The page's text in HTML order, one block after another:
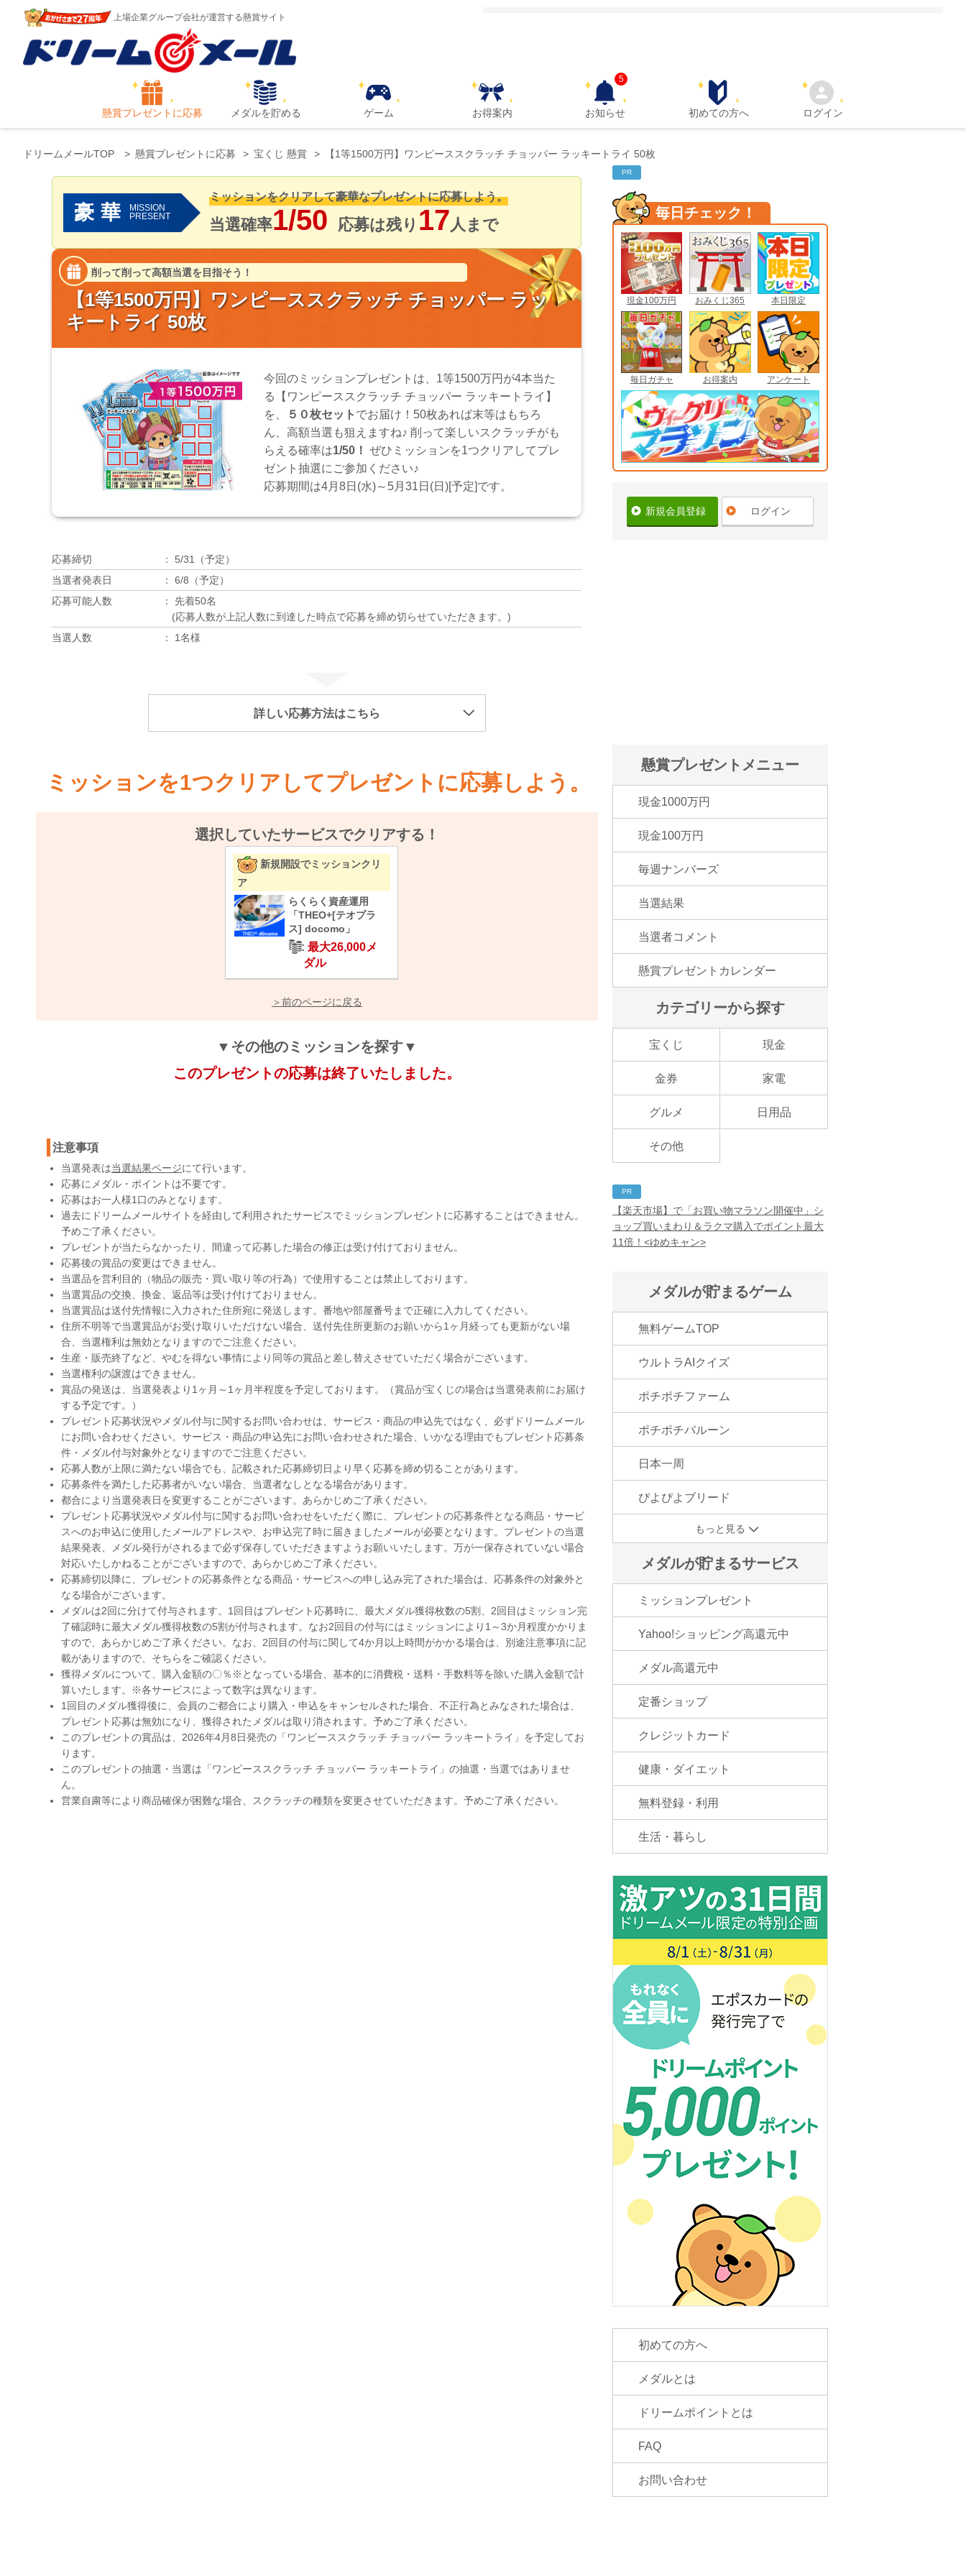
上場企業グループ会社が運営する懸賞サイト
懸賞プレゼントに応募 メダルを貯める ゲーム お得案内 お知らせ
5
初めての方へ ログイン
ドリームメールTOP 懸賞プレゼントに応募 宝くじ 懸賞 【1等1500万円】ワンピーススクラッチ チョッパー ラッキートライ 50枚
豪華
MISSION
PRESENT
ミッションをクリアして豪華なプレゼントに応募しよう。
当選確率1/50 応募は残り 17人まで
削って削って高額当選を目指そう！
【1等1500万円】ワンピーススクラッチ チョッパー ラッ
キートライ 50枚
今回のミッションプレゼントは、1等1500万円が4本当た
る【ワンピーススクラッチ チョッパー ラッキートライ】
を、
５０枚セット でお届け！50枚あれば末等はもちろ
ん、高額当選も狙えますね♪ 削って楽しいスクラッチがも
らえる確率は1/50！ ぜひミッションを1つクリアしてプレ
ゼント抽選にご参加ください♪
応募期間は4月8日(水)～5月31日(日)[予定]です。
応募締切
5/31（予定）
当選者発表日
6/8（予定）
応募可能人数
先着50名
(応募人数が上記人数に到達した時点で応募を締め切らせていただきます。)
当選人数
1名様
詳しい応募方法はこちら
ミッションを1つクリアしてプレゼントに応募しよう。
選択していたサービスでクリアする！
新規開設でミッションクリ
ア
らくらく資産運用
「THEO+[テオプラ
ス] docomo」
最大26,000メ
ダル
＞前のページに戻る
▼その他のミッションを探す▼
このプレゼントの応募は終了いたしました。
注意事項
当選発表は当選結果ページにて行います。
応募にメダル・ポイントは不要です。
応募はお一人様1口のみとなります。
過去にドリームメールサイトを経由して利用されたサービスでミッションプレゼントに応募することはできません。
予めご了承ください。
プレゼントが当たらなかったり、間違って応募した場合の修正は受け付けておりません。
応募後の賞品の変更はできません。
当選品を営利目的（物品の販売・買い取り等の行為）で使用することは禁止しております。
当選賞品の交換、換金、返品等は受け付けておりません。
当選賞品は送付先情報に入力された住所宛に発送します。番地や部屋番号まで正確に入力してください。
住所不明等で当選賞品がお受け取りいただけない場合、送付先住所更新のお願いから1ヶ月経っても更新がない場
合、当選権利は無効となりますのでご注意ください。
生産・販売終了など、やむを得ない事情により同等の賞品と差し替えさせていただく場合がございます。
当選権利の譲渡はできません。
賞品の発送は、当選発表より1ヶ月～1ヶ月半程度を予定しております。（賞品が宝くじの場合は当選発表前にお届け
する予定です。）
プレゼント応募状況やメダル付与に関するお問い合わせは、サービス・商品の申込先ではなく、必ずドリームメール
にお問い合わせください。サービス・商品の申込先にお問い合わせされた場合、いかなる理由でもプレゼント応募条
件・メダル付与対象外となりますのでご注意ください。
応募人数が上限に満たない場合でも、記載された応募締切日より早く応募を締め切ることがあります。
応募条件を満たした応募者がいない場合、当選者なしとなる場合があります。
都合により当選発表日を変更することがございます。あらかじめご了承ください。
プレゼント応募状況やメダル付与に関するお問い合わせをいただく際に、プレゼントの応募条件となる商品・サービ
スへのお申込に使用したメールアドレスや、お申込完了時に届きましたメールが必要となります。プレゼントの当選
結果発表、メダル発行がされるまで必ず保存していただきますようお願いいたします。万が一保存されていない場合
対応いたしかねることがございますので、あらかじめご了承ください。
応募締切以降に、プレゼントの応募条件となる商品・サービスへの申し込み完了された場合は、応募条件の対象外と
なる場合がございます。
メダルは2回に分けて付与されます。1回目はプレゼント応募時に、最大メダル獲得枚数の5割、2回目はミッション完
了確認時に最大メダル獲得枚数の5割が付与されます。なお2回目の付与にはミッションにより1～3か月程度かかりま
すので、あらかじめご了承ください。なお、2回目の付与に関して4か月以上時間がかかる場合は、別途注意事項に記
載がありますので、そちらをご確認ください。
獲得メダルについて、購入金額の〇％※となっている場合、基本的に消費税・送料・手数料等を除いた購入金額で計
算いたします。※各サービスによって数字は異なります。
1回目のメダル獲得後に、会員のご都合により購入・申込をキャンセルされた場合、不正行為とみなされた場合は、
プレゼント応募は無効になり、獲得されたメダルは取り消されます。予めご了承ください。
このプレゼントの賞品は、2026年4月8日発売の「ワンピーススクラッチ チョッパー ラッキートライ」を予定してお
ります。
このプレゼントの抽選・当選は「ワンピーススクラッチ チョッパー ラッキートライ」の抽選・当選ではありませ
ん。
営業自粛等により商品確保が困難な場合、スクラッチの種類を変更させていただきます。予めご了承ください。
PR
毎日チェック！
現金100万円 おみくじ365 本日限定
毎日ガチャ お得案内 アンケート
新規会員登録 ログイン
懸賞プレゼントメニュー
現金1000万円
現金100万円
毎週ナンバーズ
当選結果
当選者コメント
懸賞プレゼントカレンダー
カテゴリーから探す
宝くじ 現金
金券 家電
グルメ 日用品
その他
PR
【楽天市場】で「お買い物マラソン開催中」シ
ョップ買いまわり＆ラクマ購入でポイント最大
11倍！<ゆめキャン>
メダルが貯まるゲーム
無料ゲームTOP
ウルトラAIクイズ
ポチポチファーム
ポチポチバルーン
日本一周
ぴよぴよブリード
もっと見る
メダルが貯まるサービス
ミッションプレゼント
Yahoo!ショッピング高還元中
メダル高還元中
定番ショップ
クレジットカード
健康・ダイエット
無料登録・利用
生活・暮らし
初めての方へ
メダルとは
ドリームポイントとは
FAQ
お問い合わせ